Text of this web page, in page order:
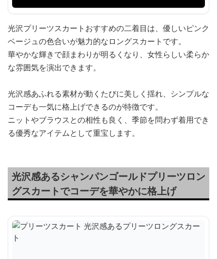
光沢プリーツスカートおすすめの二着目は、優しいピンク
ベージュの色合いが魅力的なロングスカートです。
華やかな輝きで顔まわりが明るくなり、女性らしい柔らか
な雰囲気を演出できます。
光沢感あふれる素材が動くたびに美しく揺れ、シンプルな
コーデも一気に格上げできるのが特徴です。
ニットやブラウスとの相性も良く、季節を問わず着用でき
る優秀なアイテムとして重宝します。
光沢感あるシャンパンゴールドプリーツロン
グスカートでコーデを華やかに格上げ